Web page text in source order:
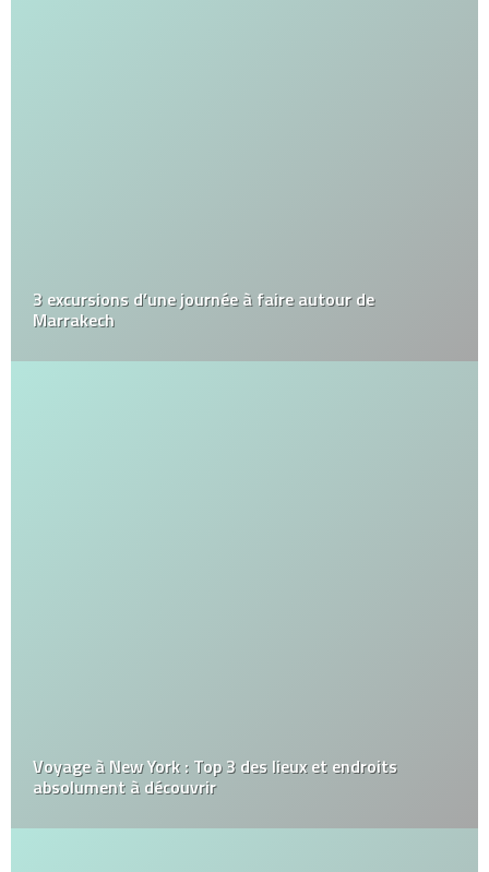
3 excursions d’une journée à faire autour de
Marrakech
Voyage à New York : Top 3 des lieux et endroits
absolument à découvrir